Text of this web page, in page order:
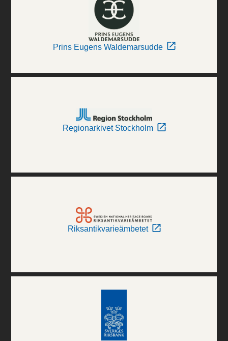
Prins Eugens Waldemarsudde
Regionarkivet Stockholm
Riksantikvarieämbetet